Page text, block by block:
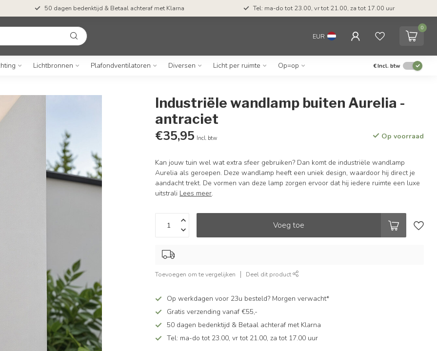
50 dagen bedenktijd & Betaal achteraf met Klarna Tel: ma-do tot 23.00, vr tot 21.00, za tot 17.00 uur
EUR
0
Lichtbronnen Plafondventilatoren Diversen Licht per ruimte Op=op €Incl. btw
Industriële wandlamp buiten Aurelia -
antraciet
€35,95 Incl. btw Op voorraad
Kan jouw tuin wel wat extra sfeer gebruiken? Dan komt de industriële wandlamp
Aurelia als geroepen. Deze wandlamp heeft een uniek design, waardoor hij direct je
aandacht trekt. De vormen van deze lamp zorgen ervoor dat hij iedere ruimte een luxe
uitstrali Lees meer.
Voeg toe
Toevoegen om te vergelijken Deel dit product
Op werkdagen voor 23u besteld? Morgen verwacht*
Gratis verzending vanaf €55,-
50 dagen bedenktijd & Betaal achteraf met Klarna
Tel: ma-do tot 23.00, vr tot 21.00, za tot 17.00 uur